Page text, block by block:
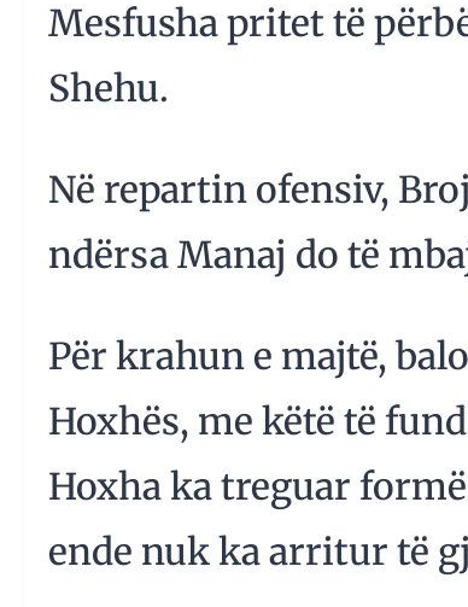
Mesfusha pritet të
Shehu.
Në repartin ofensiv,
ndërsa Manaj do të
Për krahun e majtë,
Hoxhës, me këtë të
Hoxha ka treguar
ende nuk ka arritur të